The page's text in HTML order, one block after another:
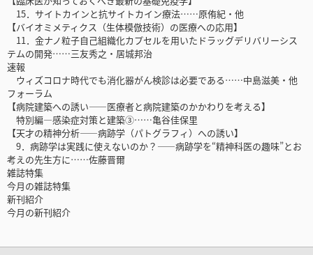
15．サイトカインと抗サイトカイン療法……原侑紀・他
【バイオミメティクス（生体模倣技術）の医療への応用】
11．金ナノ粒子自己組織化カプセルを用いたドラッグデリバリーシス
テムの開発……三友秀之・居城邦治
速報
ウィズコロナ時代でも消化器がん検診は必要である……中島滋美・他
フォーラム
【病院建築への誘い――医療者と病院建築のかかわりを考える】
特別編―感染症対策と建築③……亀谷佳保里
【天才の精神分析――病跡学（パトグラフィ）への誘い】
9．病跡学は実践に使えないのか？――病跡学を“精神科医の趣味”とお
考えの先生方に……佐藤晋爾
雑誌特集
今月の雑誌特集
新刊紹介
今月の新刊紹介